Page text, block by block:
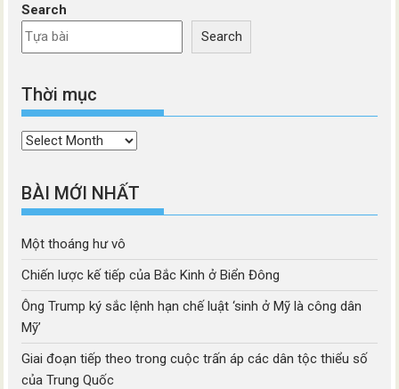
Search
Search
Thời mục
Thời
BÀI MỚI NHẤT
Một thoáng hư vô
Chiến lược kế tiếp của Bắc Kinh ở Biển Đông
Ông Trump ký sắc lệnh hạn chế luật ‘sinh ở Mỹ là công dân
Mỹ’
Giai đoạn tiếp theo trong cuộc trấn áp các dân tộc thiểu số
của Trung Quốc